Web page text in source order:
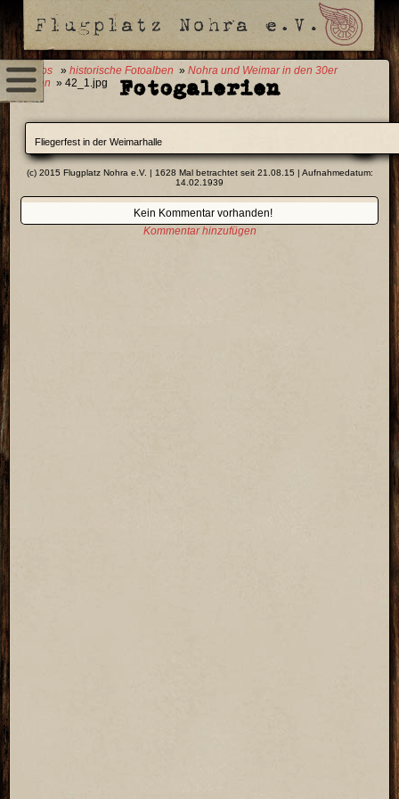
0 Fotos » historische Fotoalben » Nohra und Weimar in den 30er
Jahren » 42_1.jpg Fotogalerien
Fliegerfest in der Weimarhalle
(c) 2015 Flugplatz Nohra e.V. | 1628 Mal betrachtet seit 21.08.15 | Aufnahmedatum:
14.02.1939
Kein Kommentar vorhanden!
Kommentar hinzufügen